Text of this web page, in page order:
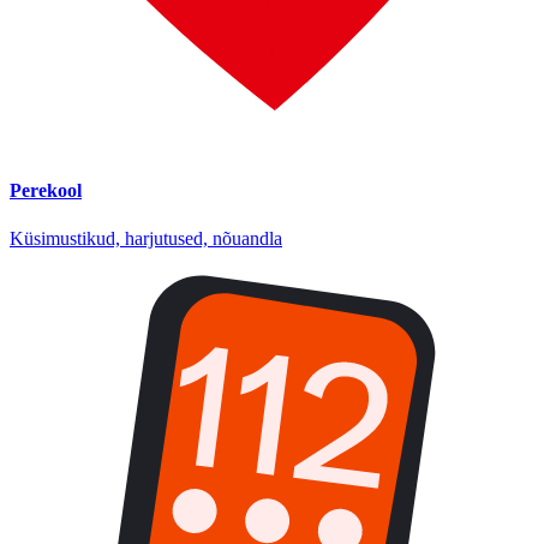
Perekool
Küsimustikud, harjutused, nõuandla